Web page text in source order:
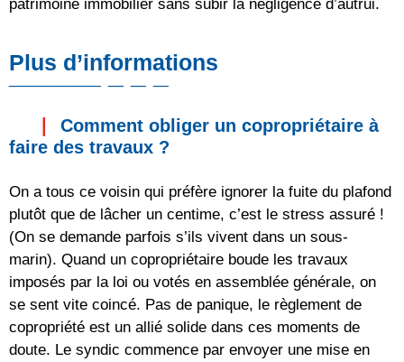
patrimoine immobilier sans subir la négligence d’autrui.
Plus d’informations
Comment obliger un copropriétaire à
faire des travaux ?
On a tous ce voisin qui préfère ignorer la fuite du plafond
plutôt que de lâcher un centime, c’est le stress assuré !
(On se demande parfois s’ils vivent dans un sous-
marin). Quand un copropriétaire boude les travaux
imposés par la loi ou votés en assemblée générale, on
se sent vite coincé. Pas de panique, le règlement de
copropriété est un allié solide dans ces moments de
doute. Le syndic commence par envoyer une mise en